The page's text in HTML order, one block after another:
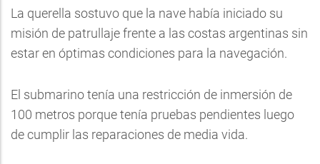
La querella sostuvo que la nave había iniciado su
misión de patrullaje frente a las costas argentinas sin
estar en óptimas condiciones para la navegación.
El submarino tenía una restricción de inmersión de
100 metros porque tenía pruebas pendientes luego
de cumplir las reparaciones de media vida.